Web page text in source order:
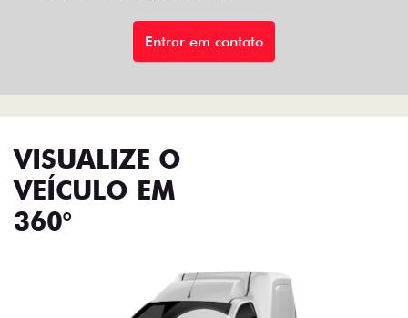
Entrar em contato
VISUALIZE O
VEÍCULO EM
360°